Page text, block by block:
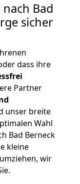
Bad
sicher
dass ihre
Partner
unser breite
Wahl
Bad Berneck
kleine
wir